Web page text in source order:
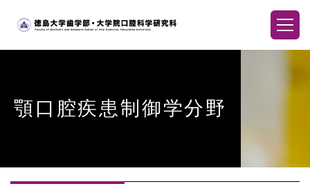
顎口腔疾患制御学分野